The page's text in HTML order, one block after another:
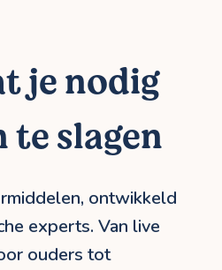
je nodig
te slagen
ontwikkeld
experts. Van live
ouders tot